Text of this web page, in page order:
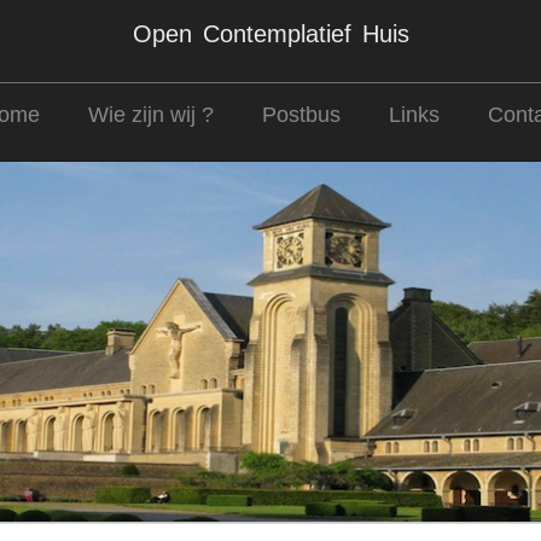
Open Contemplatief Huis
Wie zijn wij ? Postbus Links